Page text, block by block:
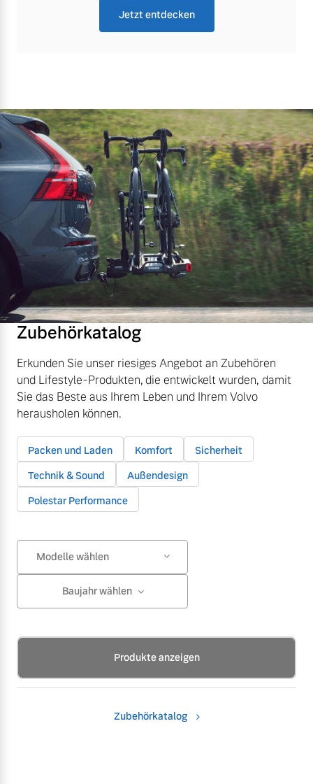
Jetzt entdecken
Zubehörkatalog
Erkunden Sie unser riesiges Angebot an Zubehören
und Lifestyle-Produkten, die entwickelt wurden, damit
Sie das Beste aus Ihrem Leben und Ihrem Volvo
herausholen können.
Packen und Laden Komfort
Sicherheit
Technik & Sound
Außendesign
Polestar Performance
Modelle wählen
Baujahr wählen
Produkte anzeigen
Zubehörkatalog